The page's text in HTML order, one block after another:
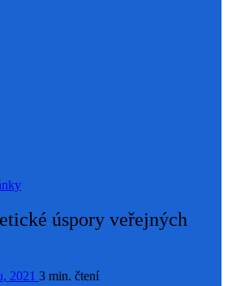
úspory veřejných
2021 3 min. čtení